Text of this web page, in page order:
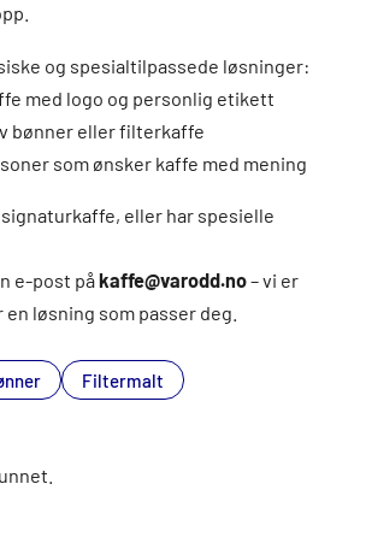
og spesialtilpassede løsninger:
med logo og personlig etikett
bønner eller filterkaffe
som ønsker kaffe med mening
eller har spesielle
e-post påkaffe@varodd.no– vi er
løsning som passer deg.
Filtermalt